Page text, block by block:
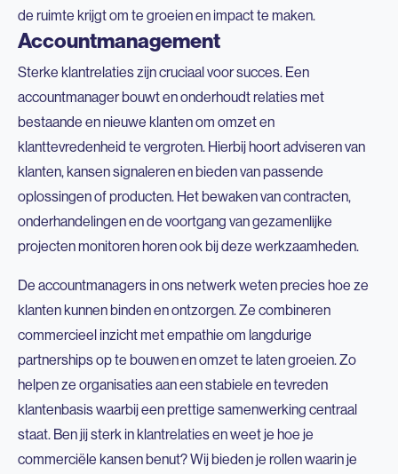
de ruimte krijgt om te groeien en impact te maken.
Accountmanagement
Sterke klantrelaties zijn cruciaal voor succes. Een
accountmanager bouwt en onderhoudt relaties met
bestaande en nieuwe klanten om omzet en
klanttevredenheid te vergroten. Hierbij hoort adviseren van
klanten, kansen signaleren en bieden van passende
oplossingen of producten. Het bewaken van contracten,
onderhandelingen en de voortgang van gezamenlijke
projecten monitoren horen ook bij deze werkzaamheden.
De accountmanagers in ons netwerk weten precies hoe ze
klanten kunnen binden en ontzorgen. Ze combineren
commercieel inzicht met empathie om langdurige
partnerships op te bouwen en omzet te laten groeien. Zo
helpen ze organisaties aan een stabiele en tevreden
klantenbasis waarbij een prettige samenwerking centraal
staat. Ben jij sterk in klantrelaties en weet je hoe je
commerciële kansen benut? Wij bieden je rollen waarin je